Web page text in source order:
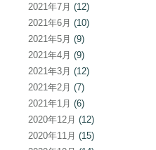
2021年7月 (12)
2021年6月 (10)
2021年5月 (9)
2021年4月 (9)
2021年3月 (12)
2021年2月 (7)
2021年1月 (6)
2020年12月 (12)
2020年11月 (15)